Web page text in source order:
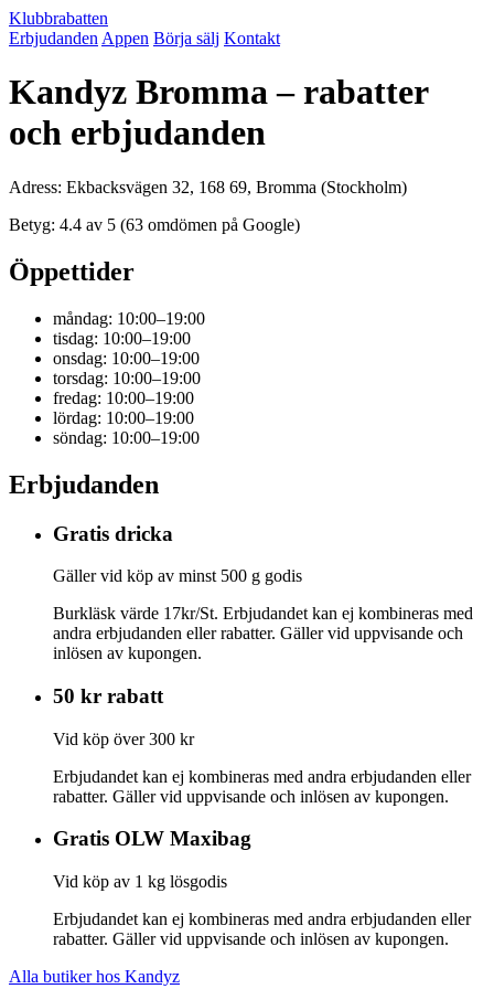
Klubbrabatten
Erbjudanden Appen Börja sälj Kontakt
Kandyz Bromma – rabatter
och erbjudanden
Adress: Ekbacksvägen 32, 168 69, Bromma (Stockholm)
Betyg: 4.4 av 5 (63 omdömen på Google)
Öppettider
måndag: 10:00–19:00
tisdag: 10:00–19:00
onsdag: 10:00–19:00
torsdag: 10:00–19:00
fredag: 10:00–19:00
lördag: 10:00–19:00
söndag: 10:00–19:00
Erbjudanden
Gratis dricka
Gäller vid köp av minst 500 g godis
Burkläsk värde 17kr/St. Erbjudandet kan ej kombineras med
andra erbjudanden eller rabatter. Gäller vid uppvisande och
inlösen av kupongen.
50 kr rabatt
Vid köp över 300 kr
Erbjudandet kan ej kombineras med andra erbjudanden eller
rabatter. Gäller vid uppvisande och inlösen av kupongen.
Gratis OLW Maxibag
Vid köp av 1 kg lösgodis
Erbjudandet kan ej kombineras med andra erbjudanden eller
rabatter. Gäller vid uppvisande och inlösen av kupongen.
Alla butiker hos Kandyz